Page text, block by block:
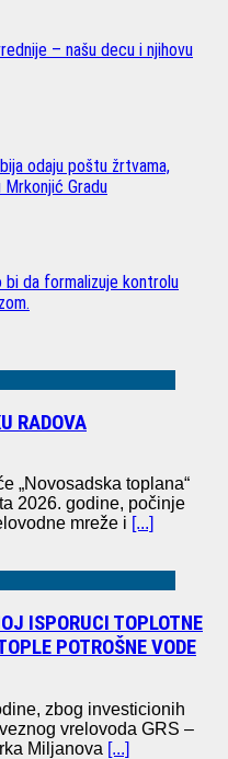
– našu decu i njihovu
odaju poštu žrtvama,
Gradu
bi da formalizuje kontrolu
RADOVA
„Novosadska toplana“
2026. godine, počinje
mreže i [...]
ISPORUCI TOPLOTNE
POTROŠNE VODE
zbog investicionih
vrelovoda GRS –
Miljanova [...]